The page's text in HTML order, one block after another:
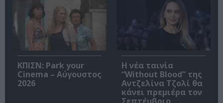
ΚΠΙΣΝ: Park your
Cinema – Αύγουστος
2026
Η νέα ταινία
“Without Blood” της
Αντζελίνα Τζολί θα
κάνει πρεμιέρα τον
Σεπτέμβριο